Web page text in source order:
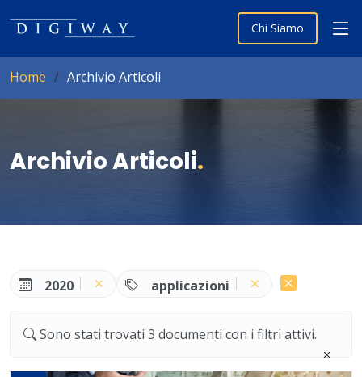
Chi Siamo
Home Archivio Articoli
Archivio Articoli.
2020 applicazioni
Sono stati trovati 3 documenti con i filtri attivi.